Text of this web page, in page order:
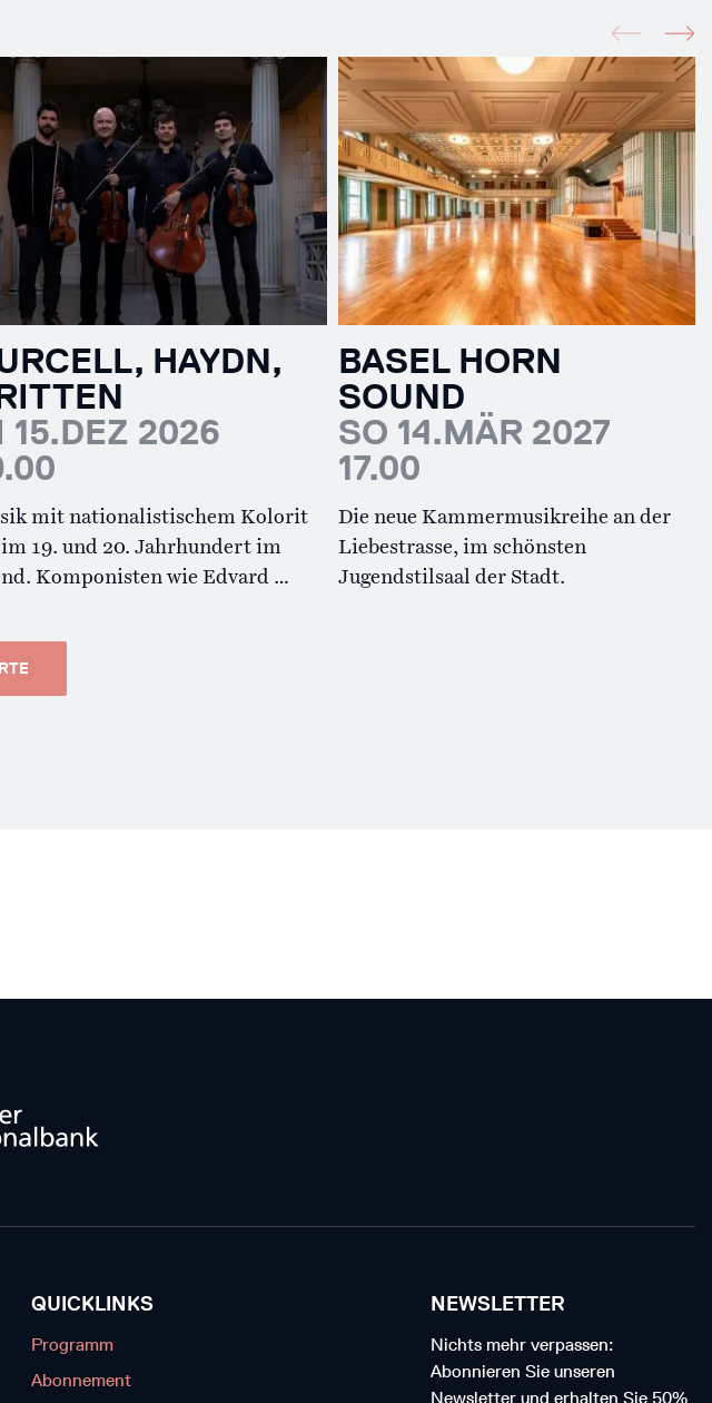
HAYDN,
15.DEZ 2026
mit nationalistischem Kolorit
19. und 20. Jahrhundert im
Komponisten wie Edvard …
BASEL HORN
SOUND
SO 14.MÄR 2027
17.00
Die neue Kammermusikreihe an der
Liebestrasse, im schönsten
Jugendstilsaal der Stadt.
QUICKLINKS
Programm
Abonnement
NEWSLETTER
Nichts mehr verpassen:
Abonnieren Sie unseren
Newsletter und erhalten Sie 50%